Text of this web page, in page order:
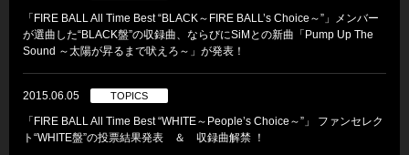
「FIRE BALL All Time Best “BLACK～FIRE BALL’s Choice～”」メンバー
が選曲した“BLACK盤”の収録曲、ならびにSiMとの新曲「Pump Up The
Sound ～太陽が昇るまで吠えろ～」が発表！
2015.06.05 TOPICS
「FIRE BALL All Time Best “WHITE～People’s Choice～”」 ファンセレク
ト“WHITE盤”の投票結果発表 ＆ 収録曲解禁 ！